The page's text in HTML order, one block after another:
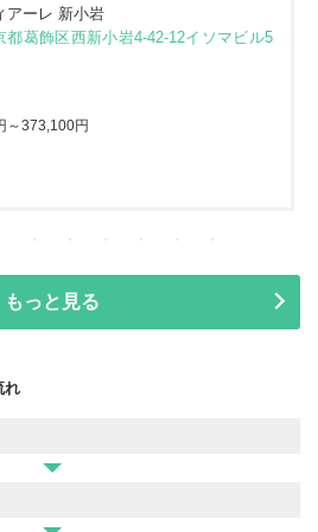
アーレ 新小岩
都葛飾区西新小岩4-42-12イソマビル5
～373,100円
もっと見る
れ